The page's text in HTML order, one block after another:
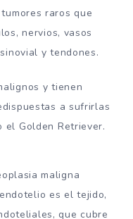
raros que
nervios, vasos
y tendones.
y tienen
a sufrirlas
el Golden Retriever.
maligna
es el tejido,
que cubre